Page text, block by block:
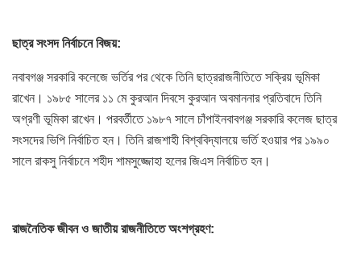
ছাত্র সংসদ নির্বাচনে বিজয়:
নবাবগঞ্জ সরকারি কলেজে ভর্তির পর থেকে তিনি ছাত্ররাজনীতিতে সক্রিয় ভূমিকা
রাখেন। ১৯৮৫ সালের ১১ মে কুরআন দিবসে কুরআন অবমাননার প্রতিবাদে তিনি
অগ্রণী ভূমিকা রাখেন। পরবর্তীতে ১৯৮৭ সালে চাঁপাইনবাবগঞ্জ সরকারি কলেজ ছাত্র
সংসদের ভিপি নির্বাচিত হন। তিনি রাজশাহী বিশ্ববিদ্যালয়ে ভর্তি হওয়ার পর ১৯৯০
সালে রাকসু নির্বাচনে শহীদ শামসুজ্জোহা হলের জিএস নির্বাচিত হন।
রাজনৈতিক জীবন ও জাতীয় রাজনীতিতে অংশগ্রহণ: